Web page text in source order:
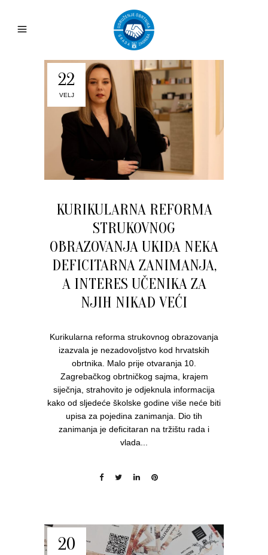
22
VELJ
KURIKULARNA REFORMA
STRUKOVNOG
OBRAZOVANJA UKIDA NEKA
DEFICITARNA ZANIMANJA,
A INTERES UČENIKA ZA
NJIH NIKAD VEĆI
Kurikularna reforma strukovnog obrazovanja
izazvala je nezadovoljstvo kod hrvatskih
obrtnika. Malo prije otvaranja 10.
Zagrebačkog obrtničkog sajma, krajem
siječnja, strahovito je odjeknula informacija
kako od sljedeće školske godine više neće biti
upisa za pojedina zanimanja. Dio tih
zanimanja je deficitaran na tržištu rada i
vlada...
20